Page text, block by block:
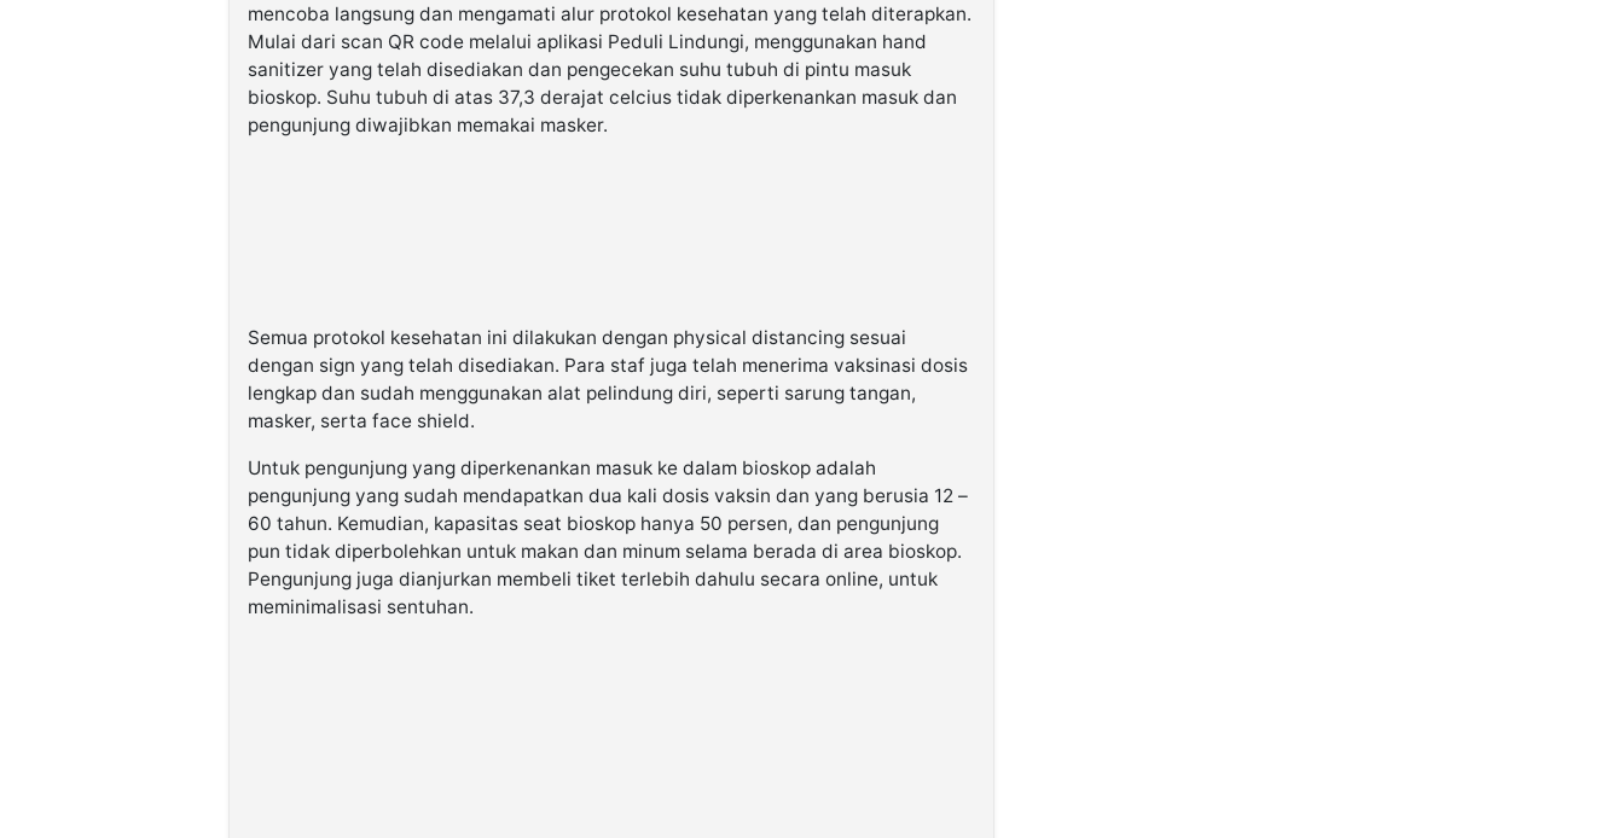
mencoba langsung dan mengamati alur protokol kesehatan yang telah diterapkan.
Mulai dari scan QR code melalui aplikasi Peduli Lindungi, menggunakan hand
sanitizer yang telah disediakan dan pengecekan suhu tubuh di pintu masuk
bioskop. Suhu tubuh di atas 37,3 derajat celcius tidak diperkenankan masuk dan
pengunjung diwajibkan memakai masker.
Semua protokol kesehatan ini dilakukan dengan physical distancing sesuai
dengan sign yang telah disediakan. Para staf juga telah menerima vaksinasi dosis
lengkap dan sudah menggunakan alat pelindung diri, seperti sarung tangan,
masker, serta face shield.
Untuk pengunjung yang diperkenankan masuk ke dalam bioskop adalah
pengunjung yang sudah mendapatkan dua kali dosis vaksin dan yang berusia 12 –
60 tahun. Kemudian, kapasitas seat bioskop hanya 50 persen, dan pengunjung
pun tidak diperbolehkan untuk makan dan minum selama berada di area bioskop.
Pengunjung juga dianjurkan membeli tiket terlebih dahulu secara online, untuk
meminimalisasi sentuhan.